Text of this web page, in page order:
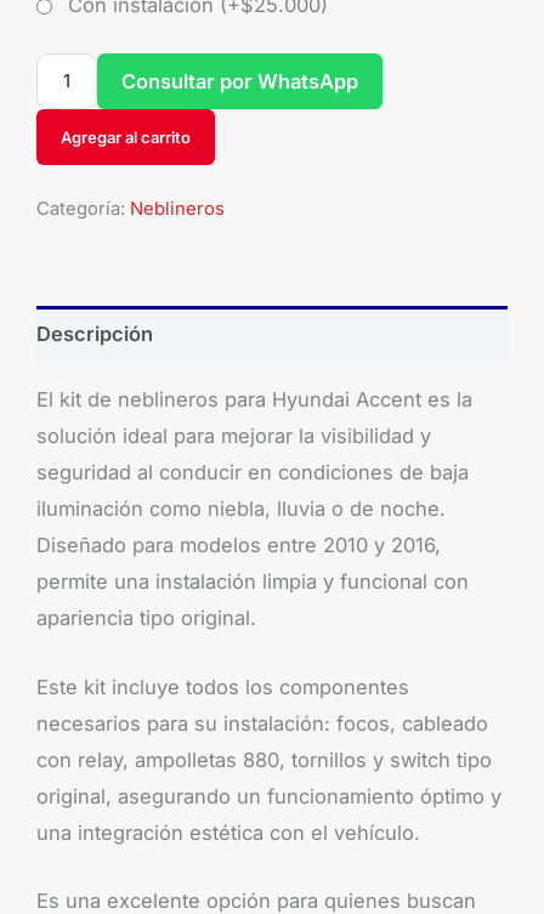
Agregar al carrito
Consultar por WhatsApp
Categoría: Neblineros
Descripción
El kit de neblineros para Hyundai Accent es la
solución ideal para mejorar la visibilidad y
seguridad al conducir en condiciones de baja
iluminación como niebla, lluvia o de noche.
Diseñado para modelos entre 2010 y 2016,
permite una instalación limpia y funcional con
apariencia tipo original.
Este kit incluye todos los componentes
necesarios para su instalación: focos, cableado
con relay, ampolletas 880, tornillos y switch tipo
original, asegurando un funcionamiento óptimo y
una integración estética con el vehículo.
Es una excelente opción para quienes buscan